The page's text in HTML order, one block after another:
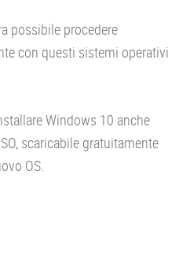
possibile procedere
con questi sistemi operativi
Windows 10 anche
scaricabile gratuitamente
OS.